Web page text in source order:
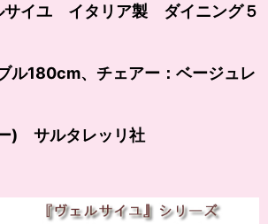
サイユ イタリア製 ダイニング５
、チェアー：ベージュレ
サルタレッリ社